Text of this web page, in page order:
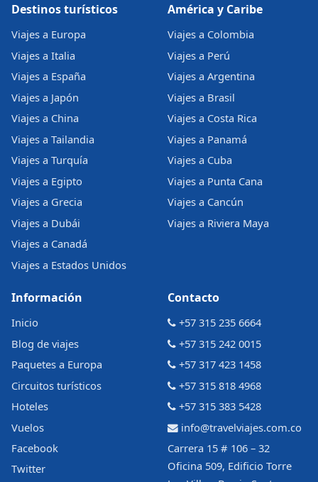
Destinos turísticos
Viajes a Europa
Viajes a Italia
Viajes a España
Viajes a Japón
Viajes a China
Viajes a Tailandia
Viajes a Turquía
Viajes a Egipto
Viajes a Grecia
Viajes a Dubái
Viajes a Canadá
Viajes a Estados Unidos
América y Caribe
Viajes a Colombia
Viajes a Perú
Viajes a Argentina
Viajes a Brasil
Viajes a Costa Rica
Viajes a Panamá
Viajes a Cuba
Viajes a Punta Cana
Viajes a Cancún
Viajes a Riviera Maya
Información
Inicio
Blog de viajes
Paquetes a Europa
Circuitos turísticos
Hoteles
Vuelos
Facebook
Twitter
Contacto
+57 315 235 6664
+57 315 242 0015
+57 317 423 1458
+57 315 818 4968
+57 315 383 5428
info@travelviajes.com.co
Carrera 15 # 106 – 32
Oficina 509, Edificio Torre